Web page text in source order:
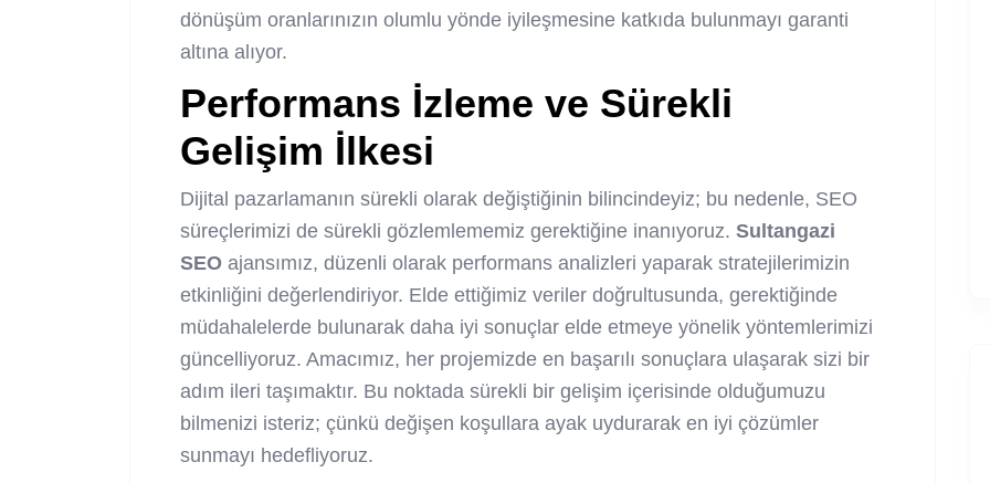
dönüşüm oranlarınızın olumlu yönde iyileşmesine katkıda bulunmayı garanti
altına alıyor.
Performans İzleme ve Sürekli
Gelişim İlkesi
Dijital pazarlamanın sürekli olarak değiştiğinin bilincindeyiz; bu nedenle, SEO
süreçlerimizi de sürekli gözlemlememiz gerektiğine inanıyoruz. Sultangazi
SEO ajansımız, düzenli olarak performans analizleri yaparak stratejilerimizin
etkinliğini değerlendiriyor. Elde ettiğimiz veriler doğrultusunda, gerektiğinde
müdahalelerde bulunarak daha iyi sonuçlar elde etmeye yönelik yöntemlerimizi
güncelliyoruz. Amacımız, her projemizde en başarılı sonuçlara ulaşarak sizi bir
adım ileri taşımaktır. Bu noktada sürekli bir gelişim içerisinde olduğumuzu
bilmenizi isteriz; çünkü değişen koşullara ayak uydurarak en iyi çözümler
sunmayı hedefliyoruz.